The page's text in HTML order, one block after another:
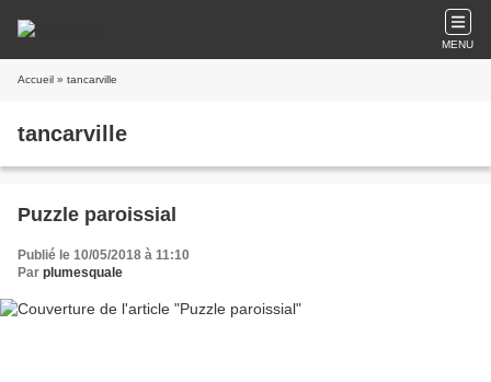
MENU
Accueil » tancarville
tancarville
Puzzle paroissial
Publié le 10/05/2018 à 11:10
Par plumesquale